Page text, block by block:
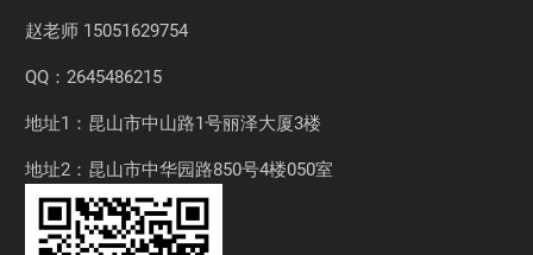
赵老师 15051629754
QQ：2645486215
地址1：昆山市中山路1号丽泽大厦3楼
地址2：昆山市中华园路850号4楼050室